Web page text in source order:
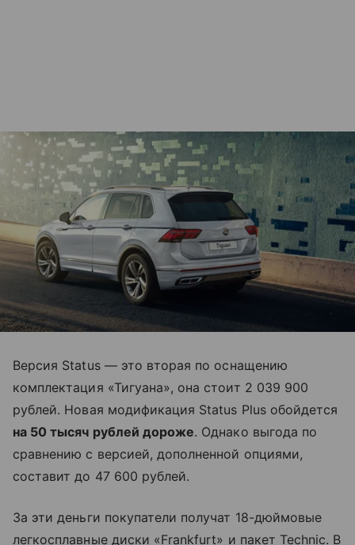
Версия Status — это вторая по оснащению
комплектация «Тигуана», она стоит 2 039 900
рублей. Новая модификация Status Plus обойдется
на 50 тысяч рублей дороже. Однако выгода по
сравнению с версией, дополненной опциями,
составит до 47 600 рублей.
За эти деньги покупатели получат 18-дюймовые
легкосплавные диски «Frankfurt» и пакет Technic. В